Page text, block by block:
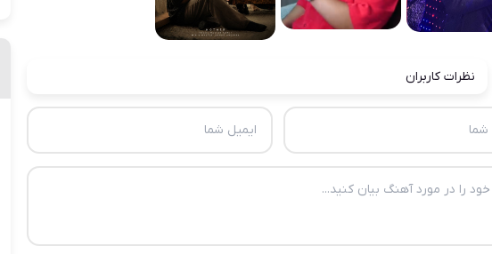
نظرات کاربران